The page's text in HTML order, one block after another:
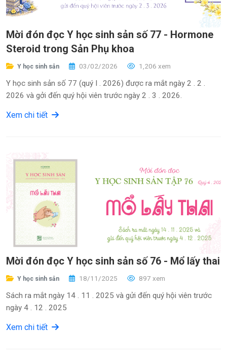
Mời đón đọc Y học sinh sản số 77 - Hormone
Steroid trong Sản Phụ khoa
Y học sinh sản 03/02/2026 1,206 xem
Y học sinh sản số 77 (quý I . 2026) được ra mắt ngày 2 . 2 .
2026 và gởi đến quý hội viên trước ngày 2 . 3 . 2026.
Xem chi tiết
Mời đón đọc Y học sinh sản số 76 - Mổ lấy thai
Y học sinh sản 18/11/2025 897 xem
Sách ra mắt ngày 14 . 11 . 2025 và gửi đến quý hội viên trước
ngày 4 . 12 . 2025
Xem chi tiết